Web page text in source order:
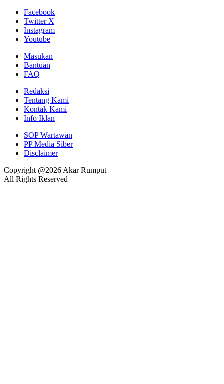
Facebook
Twitter X
Instagram
Youtube
Masukan
Bantuan
FAQ
Redaksi
Tentang Kami
Kontak Kami
Info Iklan
SOP Wartawan
PP Media Siber
Disclaimer
Copyright @2026 Akar Rumput
All Rights Reserved